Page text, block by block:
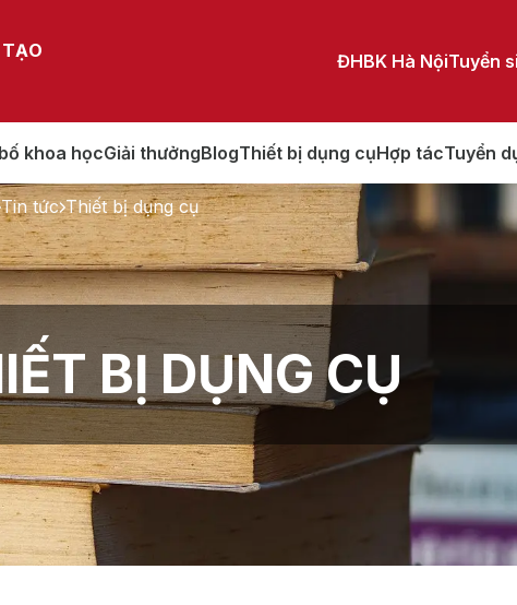
TẠO
ĐHBK Hà NộiTuyển
khoa họcGiải thưởngBlogThiết bị dụng cụHợp tácTuyển
BỊ DỤNG CỤ
Tin tức Thiết bị dụng cụ